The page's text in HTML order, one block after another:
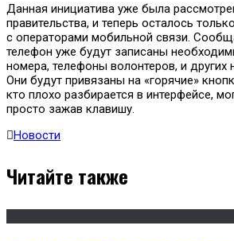
Данная инициатива уже была
правительства, и теперь осталось
с операторами мобильной связи.
телефон уже будут записаны
номера, телефоны волонтеров, и
Они будут привязаны на «горячие»
кто плохо разбирается в интерфейсе,
просто зажав клавишу.
Новости
Читайте также